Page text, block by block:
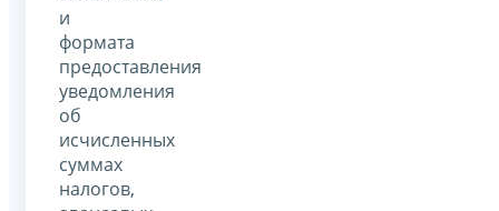
и
формата
предоставления
уведомления
об
исчисленных
суммах
налогов,